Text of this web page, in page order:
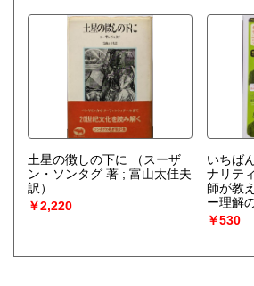
土星の徴しの下に
（スーザ
ン・ソンタグ 著 ; 富山太佳夫
訳）
￥2,220
いちば
ナリテ
師が教
ー理解
さしい
￥530